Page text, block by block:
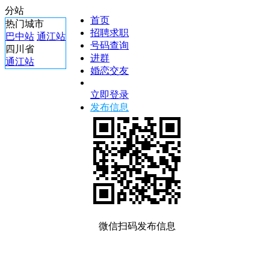
分站
热门城市
巴中站 通江站
四川省
通江站
首页
招聘求职
号码查询
进群
婚恋交友
立即登录
发布信息
微信扫码发布信息